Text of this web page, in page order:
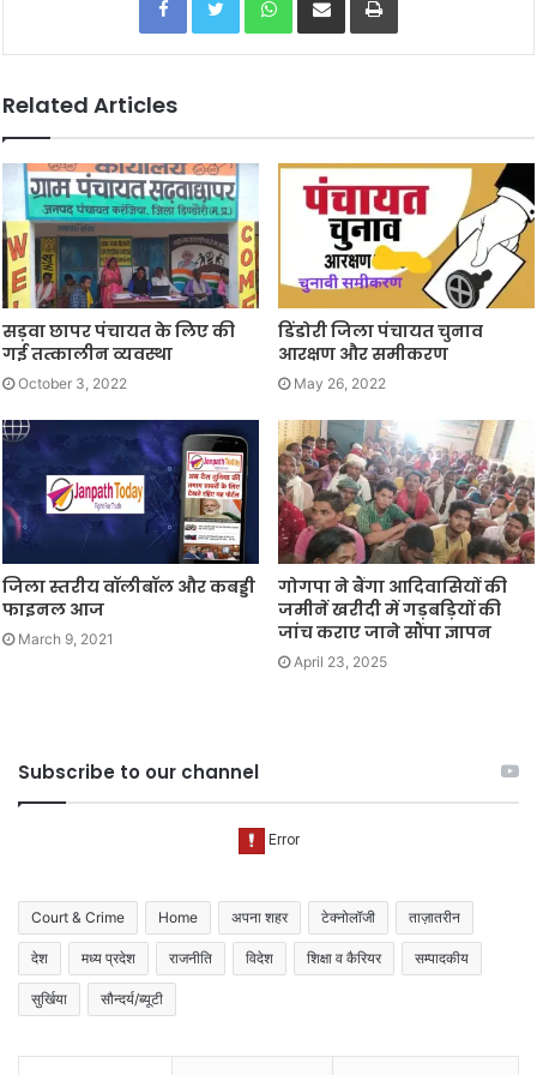
Related Articles
सड़वा छापर पंचायत के लिए की
गई तत्कालीन व्यवस्था
October 3, 2022
डिंडोरी जिला पंचायत चुनाव
आरक्षण और समीकरण
May 26, 2022
जिला स्तरीय वॉलीबॉल और कबड्डी
फाइनल आज
March 9, 2021
गोगपा ने बैंगा आदिवासियों की
जमीनें खरीदी में गड़बड़ियों की
जांच कराए जाने सौंपा ज्ञापन
April 23, 2025
Subscribe to our channel
Court & Crime Home अपना शहर टेक्नोलॉजी ताज़ातरीन
देश मध्य प्रदेश राजनीति विदेश शिक्षा व कैरियर सम्पादकीय
सुर्खिया सौन्दर्य/ब्यूटी